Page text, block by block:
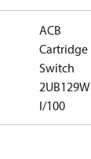
ACB
Cartridge
Switch
2UB129W
I/100